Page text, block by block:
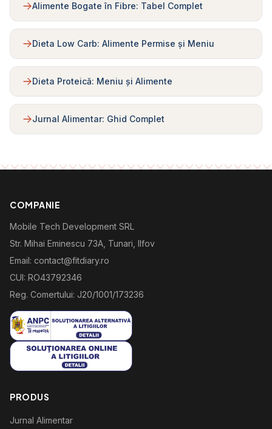
Alimente Bogate în Fibre: Tabel Complet
Dieta Low Carb: Alimente Permise și Meniu
Dieta Proteică: Meniu și Alimente
Jurnal Alimentar: Ghid Complet
COMPANIE
Mobile Tech Development SRL
Str. Mihai Eminescu 73A, Tunari, Ilfov
Email: contact@fitdiary.ro
CUI: RO43792346
Reg. Comertului: J20/1001/173236
PRODUS
Jurnal Alimentar